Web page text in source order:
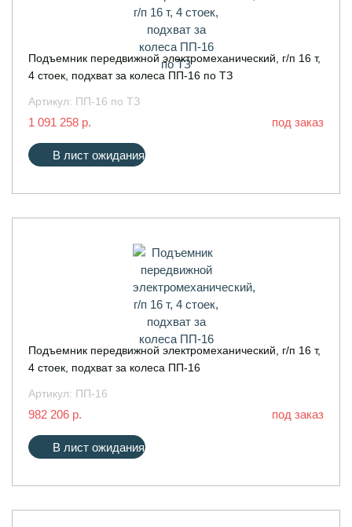
Подъемник передвижной электромеханический, г/п 16 т,
4 стоек, подхват за колеса ПП-16 по ТЗ
Артикул: ПП-16 по ТЗ
1 091 258 р. под заказ
В лист ожидания
Подъемник передвижной электромеханический, г/п 16 т,
4 стоек, подхват за колеса ПП-16
Артикул: ПП-16
982 206 р. под заказ
В лист ожидания